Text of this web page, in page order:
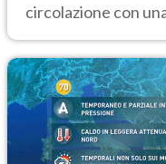
circolazione con
giorni, compresa la
Ferragosto